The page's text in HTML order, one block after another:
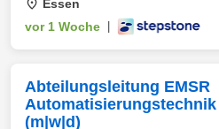
Essen
vor 1 Woche
Abteilungsleitung EMSR
(m|w|d)